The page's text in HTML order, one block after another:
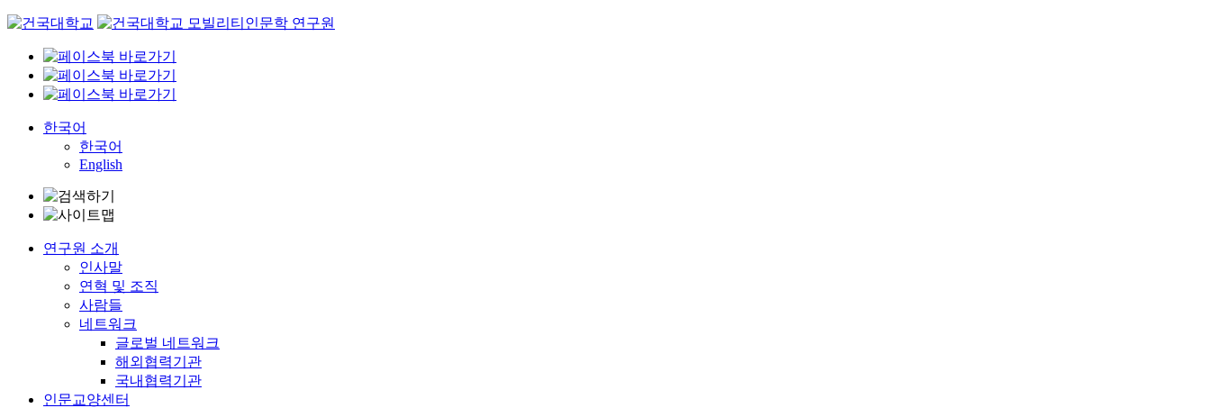
Skip
content
한국어
한국어
English
연구원 소개
인사말
연혁 및 조직
사람들
네트워크
글로벌 네트워크
해외협력기관
국내협력기관
인문교양센터